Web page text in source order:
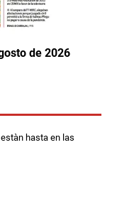
de 2026
hasta en las